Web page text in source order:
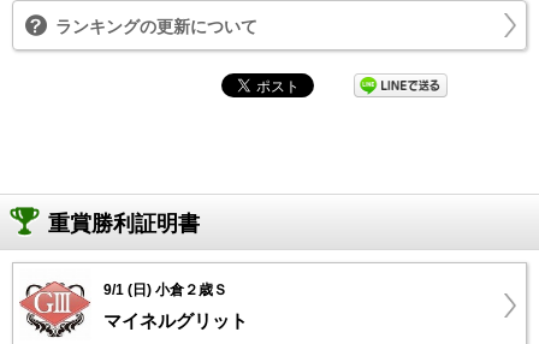
ランキングの更新について
重賞勝利証明書
9/1 (日) 小倉２歳Ｓ
マイネルグリット